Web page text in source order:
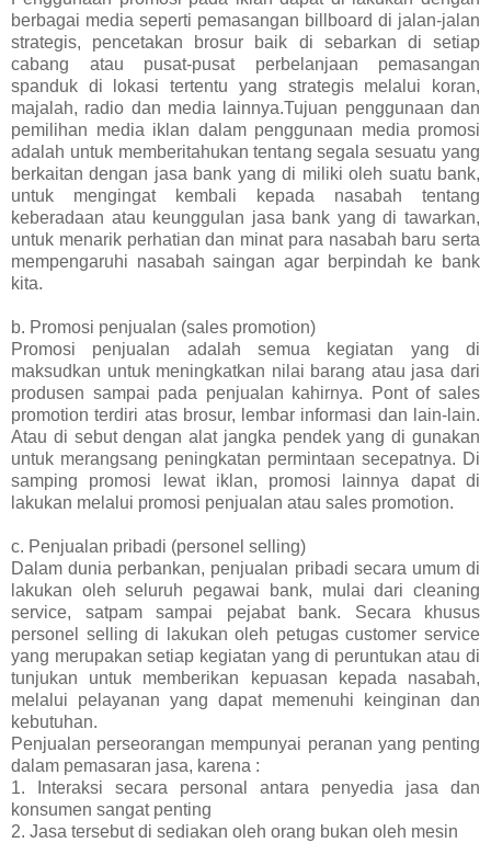
berbagai media seperti pemasangan billboard di jalan-jalan
strategis, pencetakan brosur baik di sebarkan di setiap
cabang atau pusat-pusat perbelanjaan pemasangan
spanduk di lokasi tertentu yang strategis melalui koran,
majalah, radio dan media lainnya.Tujuan penggunaan dan
pemilihan media iklan dalam penggunaan media promosi
adalah untuk memberitahukan tentang segala sesuatu yang
berkaitan dengan jasa bank yang di miliki oleh suatu bank,
untuk mengingat kembali kepada nasabah tentang
keberadaan atau keunggulan jasa bank yang di tawarkan,
untuk menarik perhatian dan minat para nasabah baru serta
mempengaruhi nasabah saingan agar berpindah ke bank
kita.
b. Promosi penjualan (sales promotion)
Promosi penjualan adalah semua kegiatan yang di
maksudkan untuk meningkatkan nilai barang atau jasa dari
produsen sampai pada penjualan kahirnya. Pont of sales
promotion terdiri atas brosur, lembar informasi dan lain-lain.
Atau di sebut dengan alat jangka pendek yang di gunakan
untuk merangsang peningkatan permintaan secepatnya. Di
samping promosi lewat iklan, promosi lainnya dapat di
lakukan melalui promosi penjualan atau sales promotion.
c. Penjualan pribadi (personel selling)
Dalam dunia perbankan, penjualan pribadi secara umum di
lakukan oleh seluruh pegawai bank, mulai dari cleaning
service, satpam sampai pejabat bank. Secara khusus
personel selling di lakukan oleh petugas customer service
yang merupakan setiap kegiatan yang di peruntukan atau di
tunjukan untuk memberikan kepuasan kepada nasabah,
melalui pelayanan yang dapat memenuhi keinginan dan
kebutuhan.
Penjualan perseorangan mempunyai peranan yang penting
dalam pemasaran jasa, karena :
1. Interaksi secara personal antara penyedia jasa dan
konsumen sangat penting
2. Jasa tersebut di sediakan oleh orang bukan oleh mesin